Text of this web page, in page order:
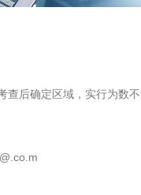
后确定区域，实行为数